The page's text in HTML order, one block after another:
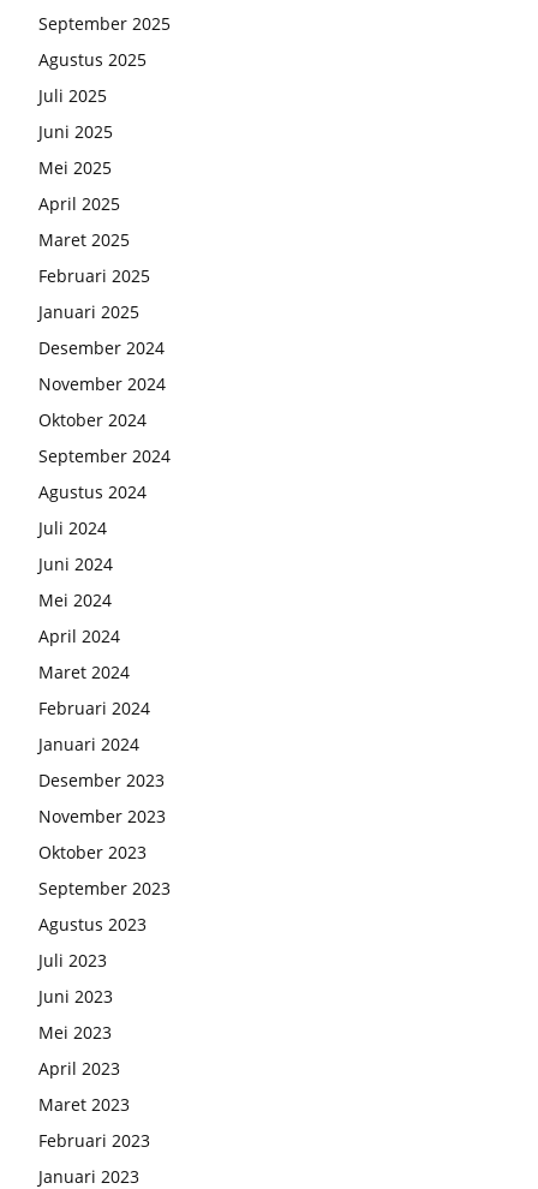
September 2025
Agustus 2025
Juli 2025
Juni 2025
Mei 2025
April 2025
Maret 2025
Februari 2025
Januari 2025
Desember 2024
November 2024
Oktober 2024
September 2024
Agustus 2024
Juli 2024
Juni 2024
Mei 2024
April 2024
Maret 2024
Februari 2024
Januari 2024
Desember 2023
November 2023
Oktober 2023
September 2023
Agustus 2023
Juli 2023
Juni 2023
Mei 2023
April 2023
Maret 2023
Februari 2023
Januari 2023